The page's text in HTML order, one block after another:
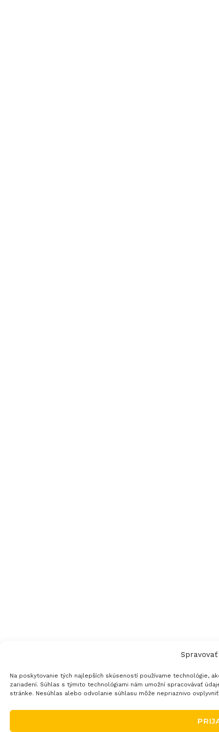
Spravovať
Na poskytovanie tých najlepších skúseností používame technológie,
zariadení. Súhlas s týmito technológiami nám umožní spracovávať
stránke. Nesúhlas alebo odvolanie súhlasu môže nepriaznivo